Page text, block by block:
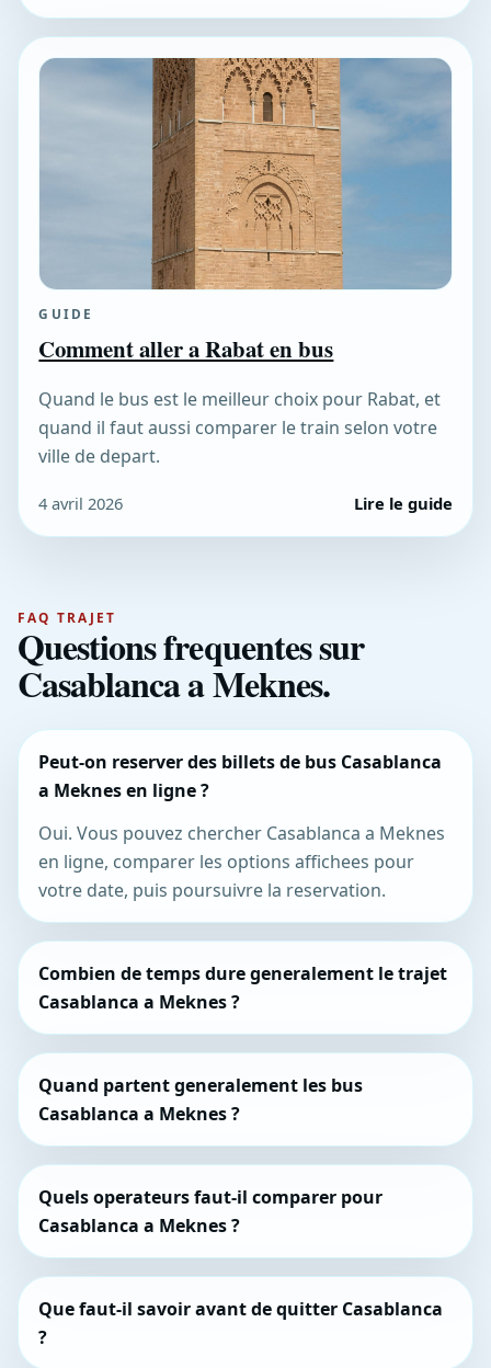
GUIDE
Comment aller a Rabat en bus
Quand le bus est le meilleur choix pour Rabat, et
quand il faut aussi comparer le train selon votre
ville de depart.
4 avril 2026 Lire le guide
FAQ TRAJET
Questions frequentes sur
Casablanca a Meknes.
Peut-on reserver des billets de bus Casablanca
a Meknes en ligne ?
Oui. Vous pouvez chercher Casablanca a Meknes
en ligne, comparer les options affichees pour
votre date, puis poursuivre la reservation.
Combien de temps dure generalement le trajet
Casablanca a Meknes ?
Quand partent generalement les bus
Casablanca a Meknes ?
Quels operateurs faut-il comparer pour
Casablanca a Meknes ?
Que faut-il savoir avant de quitter Casablanca
?